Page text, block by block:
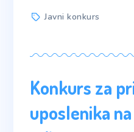
TagsJavni konkurs
Konkurs za
uposlenika